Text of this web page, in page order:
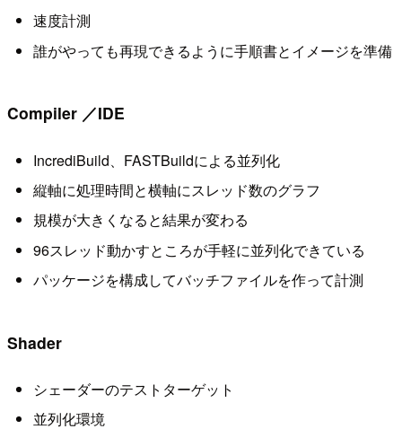
速度計測
誰がやっても再現できるように手順書とイメージを準備
Compiler ／IDE
IncrediBuild、FASTBuildによる並列化
縦軸に処理時間と横軸にスレッド数のグラフ
規模が大きくなると結果が変わる
96スレッド動かすところが手軽に並列化できている
パッケージを構成してバッチファイルを作って計測
Shader
シェーダーのテストターゲット
並列化環境